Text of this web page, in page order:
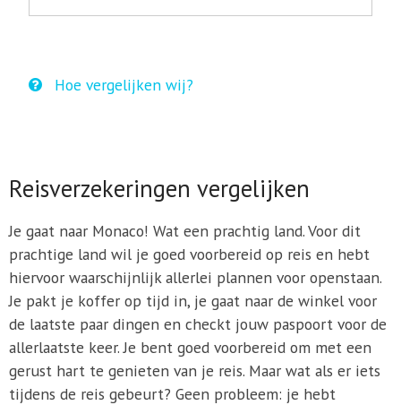
Hoe vergelijken wij?
Reisverzekeringen vergelijken
Je gaat naar Monaco! Wat een prachtig land. Voor dit
prachtige land wil je goed voorbereid op reis en hebt
hiervoor waarschijnlijk allerlei plannen voor openstaan.
Je pakt je koffer op tijd in, je gaat naar de winkel voor
de laatste paar dingen en checkt jouw paspoort voor de
allerlaatste keer. Je bent goed voorbereid om met een
gerust hart te genieten van je reis. Maar wat als er iets
tijdens de reis gebeurt? Geen probleem: je hebt